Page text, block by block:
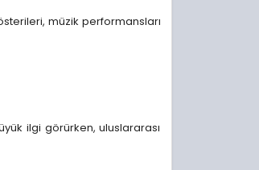
müzik performansları
ilgi görürken, uluslararası